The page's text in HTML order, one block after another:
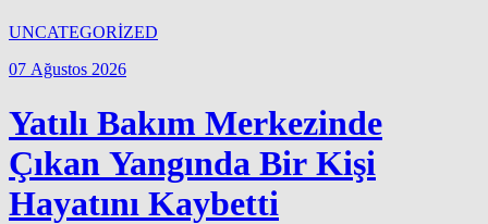
UNCATEGORİZED
07 Ağustos 2026
Yatılı Bakım Merkezinde
Çıkan Yangında Bir Kişi
Hayatını Kaybetti